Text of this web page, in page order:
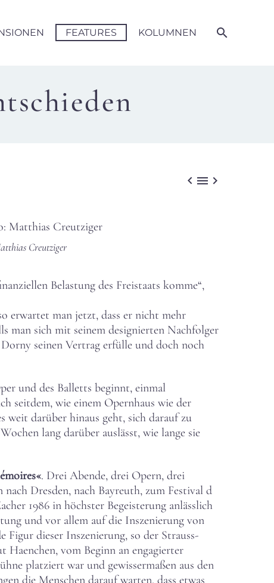
FEATURES KOLUMNEN
  
Creutziger
Belastung des Freistaats komme“,
erwartet man jetzt, dass er nicht mehr
man sich mit seinem designierten Nachfolger
seinen Vertrag erfülle und doch noch
und des Balletts beginnt, einmal
seitdem, wie einem Opernhaus wie der
weit darüber hinaus geht, sich darauf zu
lang darüber auslässt, wie lange sie
. Drei Abende, drei Opern, drei
Dresden, nach Bayreuth, zum Festival d
1986 in höchster Begeisterung anlässlich
und vor allem auf die Inszenierung von
dieser Inszenierung, so der Strauss-
Haenchen, vom Beginn an engagierter
platziert war und gewissermaßen aus den
die Menschen darauf warten, dass etwas